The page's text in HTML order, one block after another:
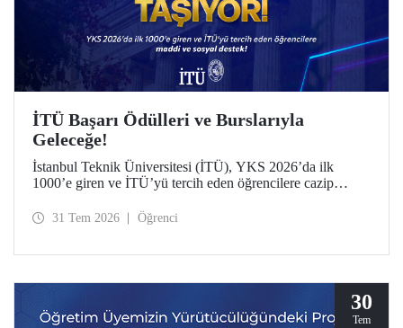
İTÜ Başarı Ödülleri ve Burslarıyla
Geleceğe!
İstanbul Teknik Üniversitesi (İTÜ), YKS 2026’da ilk
1000’e giren ve İTÜ’yü tercih eden öğrencilere cazip
31 Tem 2026 Öğrenci
30
Tem